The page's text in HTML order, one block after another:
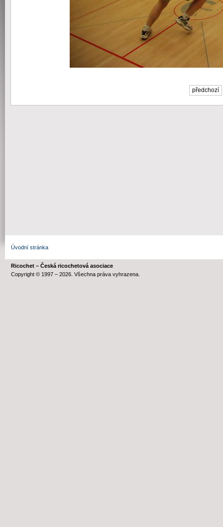
předchozí
Úvodní stránka
Ricochet – Česká ricochetová asociace
Copyright © 1997 – 2026. Všechna práva vyhrazena.